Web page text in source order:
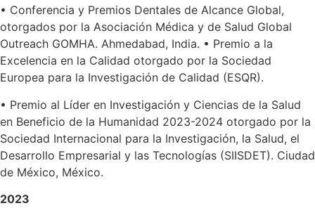
• Conferencia y Premios Dentales de Alcance Global,
otorgados por la Asociación Médica y de Salud Global
Outreach GOMHA. Ahmedabad, India. • Premio a la
Excelencia en la Calidad otorgado por la Sociedad
Europea para la Investigación de Calidad (ESQR).
• Premio al Líder en Investigación y Ciencias de la Salud
en Beneficio de la Humanidad 2023-2024 otorgado por la
Sociedad Internacional para la Investigación, la Salud, el
Desarrollo Empresarial y las Tecnologías (SIISDET). Ciudad
de México, México.
2023